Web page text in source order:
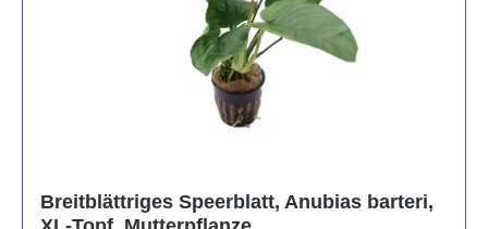
Breitblättriges Speerblatt, Anubias barteri,